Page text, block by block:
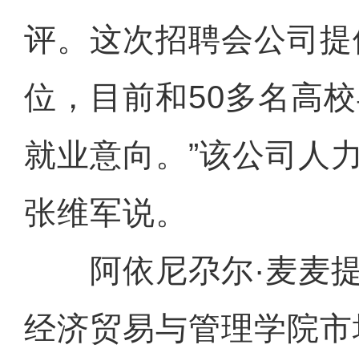
评。这次招聘会公司
位，目前和50多名高
就业意向。”该公司人
张维军说。
阿依尼尕尔·麦麦提
经济贸易与管理学院